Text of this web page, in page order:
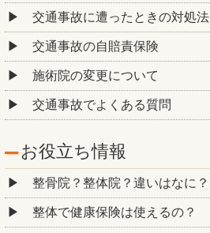
交通事故に遭ったときの対処法
交通事故の自賠責保険
施術院の変更について
交通事故でよくある質問
お役立ち情報
整骨院？整体院？違いはなに？
整体で健康保険は使えるの？